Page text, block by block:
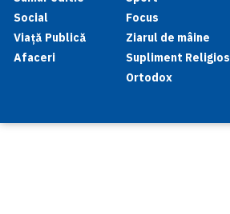
Social
Viață Publică
Afaceri
Focus
Ziarul de mâine
Supliment Religios
Ortodox